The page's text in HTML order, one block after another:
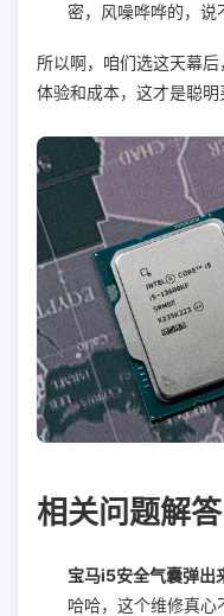
密，风噪哗哗的，说
所以啊，咱们选这天幕
体验和成本，这才是聪明
相关问题解答
宝马i5安全气囊弹出
哈哈，这个维修真